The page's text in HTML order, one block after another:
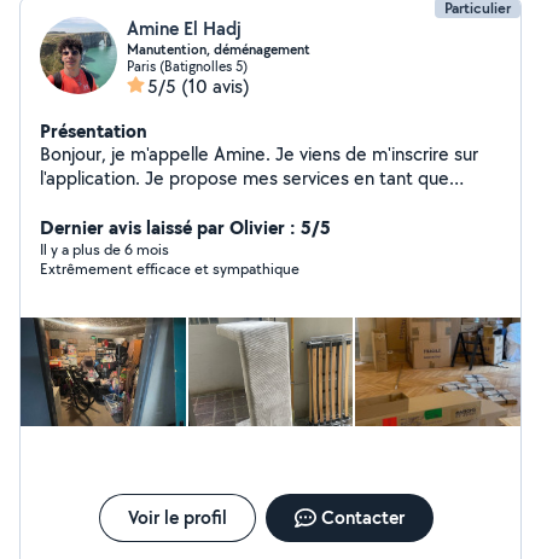
Particulier
Amine El Hadj
Manutention, déménagement
Paris (Batignolles 5)
5/5 (10 avis)
Présentation
Bonjour, je m'appelle Amine. Je viens de m'inscrire sur
l'application. Je propose mes services en tant que
commandes et bricoleur professionnel. Je suis
autonome, efficace et soigneux, notamment pour
l'installation de matériel, le montage de meubles et les
si vous avez besoin d'aide pour un déménagement, des
travaux ou de la préparation de commandes. Merci et à
bientôt !
Dernier avis laissé par Olivier : 5/5
Il y a plus de 6 mois
Extrêmement efficace et sympathique
Voir le profil Contacter